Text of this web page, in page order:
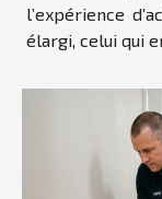
l’expérience
élargi, celui qui